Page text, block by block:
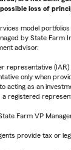
loss of
model
by State Farm
advisor.
representative (IAR)
only when
acting as an
registered
Farm VP
provide tax or